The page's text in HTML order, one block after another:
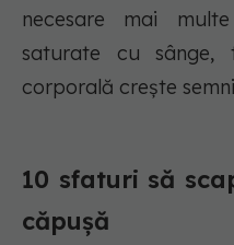
necesare mai
saturate cu
corporală creşte
10 sfaturi să
căpușă